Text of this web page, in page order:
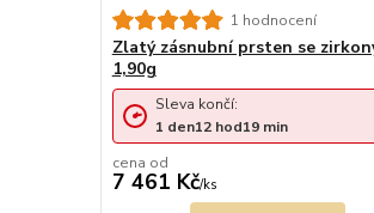
1 hodnocení
Zlatý zásnubní prsten se
1,90g
cena od
7 461 Kč/ks
Sleva končí:
1 den12 hod19 min